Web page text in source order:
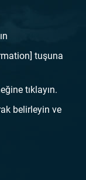
tuşuna
tıklayın.
belirleyin ve